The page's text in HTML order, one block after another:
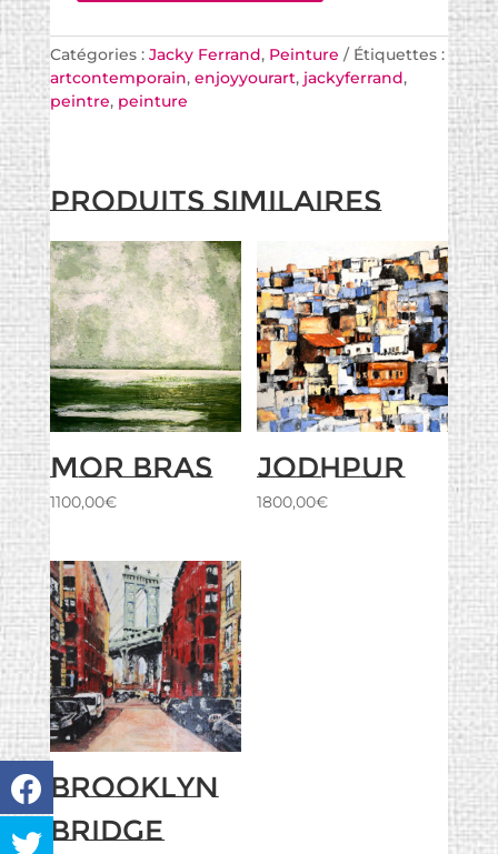
Catégories : Jacky Ferrand, Peinture
Étiquettes :
artcontemporain, enjoyyourart, jackyferrand,
peintre, peinture
Produits similaires
Mor Bras
1100,00€
Jodhpur
1800,00€
Brooklyn
Bridge